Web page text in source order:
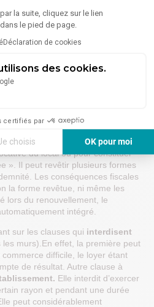
la suite, cliquez sur le lien
le pied de page.
Déclaration de cookies
des cookies.
certifiés par
choisis
OK pour moi
: Personnalisez vos Options
et de gérer vos paramètres
peut justifier un
envers l’autre. On y trouve
non-concurrence, ou encore une
garantie sur les vices cachés.
de s’y attarder.
de porte.Il peut sensiblement
porte est une redevance
le bailleur pour ajuster le montant
du local ou pour constituer
». Il peut revêtir plusieurs formes
Les conséquences fiscales
la forme revêtue, ni même les
lors du renouvellement, le
intégré.
sur les clauses qui interdisent
les murs).En effet, la première peut
difficile, le loyer étant
de résultat. Autre clause à
Elle interdit d’exercer
rayon et pendant une durée
peut considérablement